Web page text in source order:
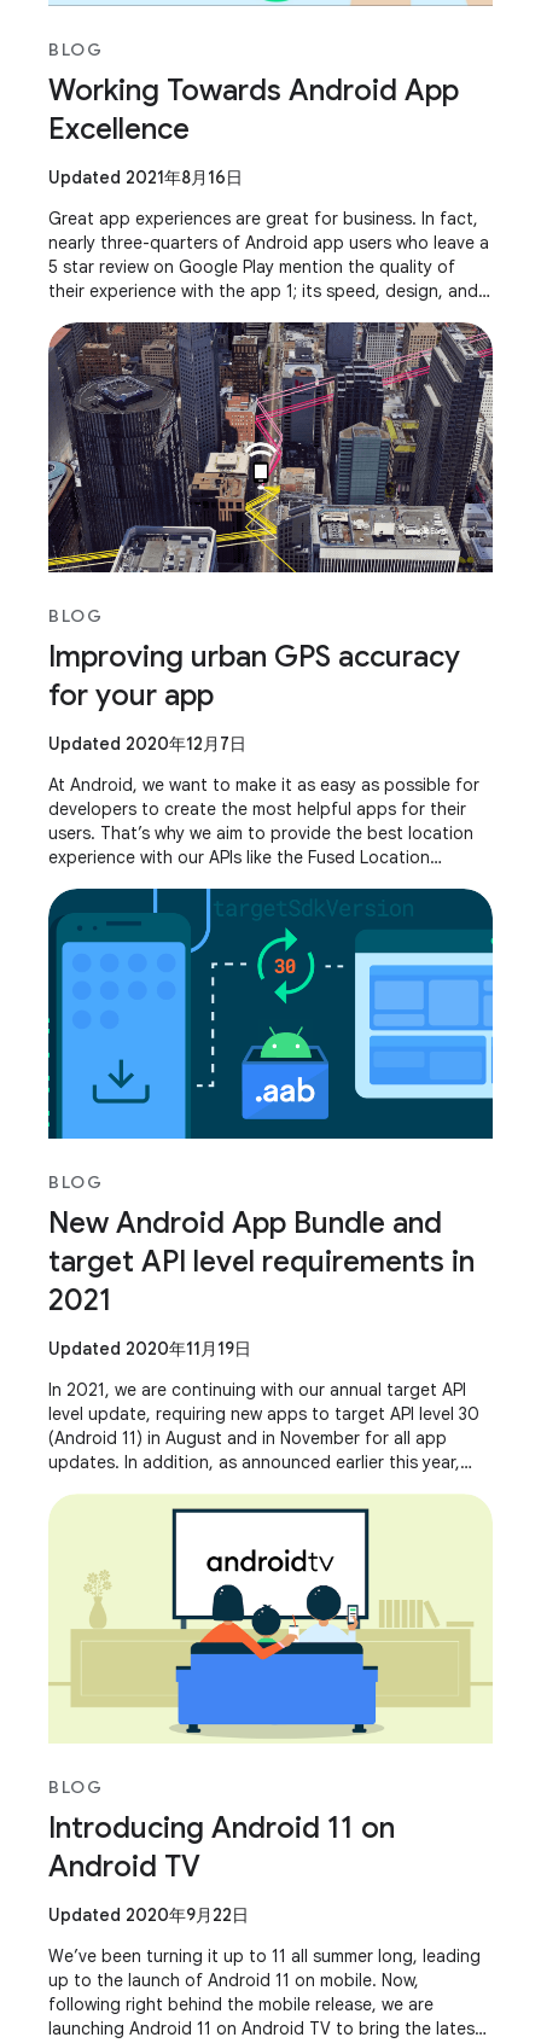
BLOG
Working Towards Android App
Excellence
Updated 2021年8月16日
Great app experiences are great for business. In fact,
nearly three-quarters of Android app users who leave a
5 star review on Google Play mention the quality of
their experience with the app 1; its speed, design, and
BLOG
Improving urban GPS accuracy
for your app
Updated 2020年12月7日
At Android, we want to make it as easy as possible for
developers to create the most helpful apps for their
users. That’s why we aim to provide the best location
experience with our APIs like the Fused Location
BLOG
New Android App Bundle and
target API level requirements in
2021
Updated 2020年11月19日
In 2021, we are continuing with our annual target API
level update, requiring new apps to target API level 30
(Android 11) in August and in November for all app
updates. In addition, as announced earlier this year,
BLOG
Introducing Android 11 on
Android TV
Updated 2020年9月22日
We’ve been turning it up to 11 all summer long, leading
up to the launch of Android 11 on mobile. Now,
following right behind the mobile release, we are
launching Android 11 on Android TV to bring the latest